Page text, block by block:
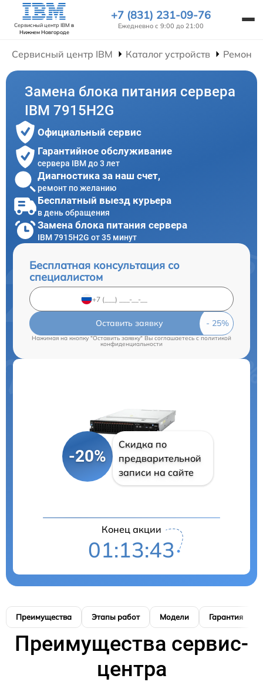
Сервисный центр IBM в
Нижнем Новгороде
+7 (831) 231-09-76
Ежедневно с 9:00 до 21:00
Сервисный центр IBM Каталог устройств Ремонт
Замена блока питания сервера
IBM 7915H2G
Официальный сервис
Гарантийное обслуживание
сервера IBM до 3 лет
Диагностика за наш счет,
ремонт по желанию
Бесплатный выезд курьера
в день обращения
Замена блока питания сервера
IBM 7915H2G от 35 минут
Бесплатная консультация со
специалистом
Оставить заявку
Нажимая на кнопку "Оставить заявку" Вы соглашаетесь c политикой
конфиденциальности
-20%
Скидка по
предварительной
записи на сайте
Конец акции
01:13:42
Преимущества Этапы работ Модели Гарантия
Преимущества сервис-
центра